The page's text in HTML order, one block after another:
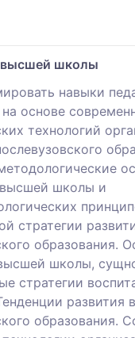
высшей школы
навыки
основе
технологий
высшей школы и
стратегии
образования.
школы,
стратегии
развития
образования.